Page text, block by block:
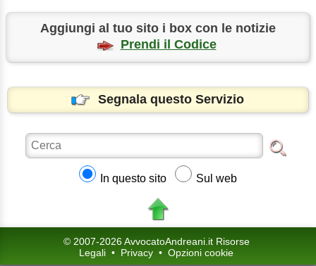
Aggiungi al tuo sito i box con le notizie
Prendi il Codice
Segnala questo Servizio
In questo sito Sul web
© 2007-2026 AvvocatoAndreani.it Risorse
Legali • Privacy • Opzioni cookie